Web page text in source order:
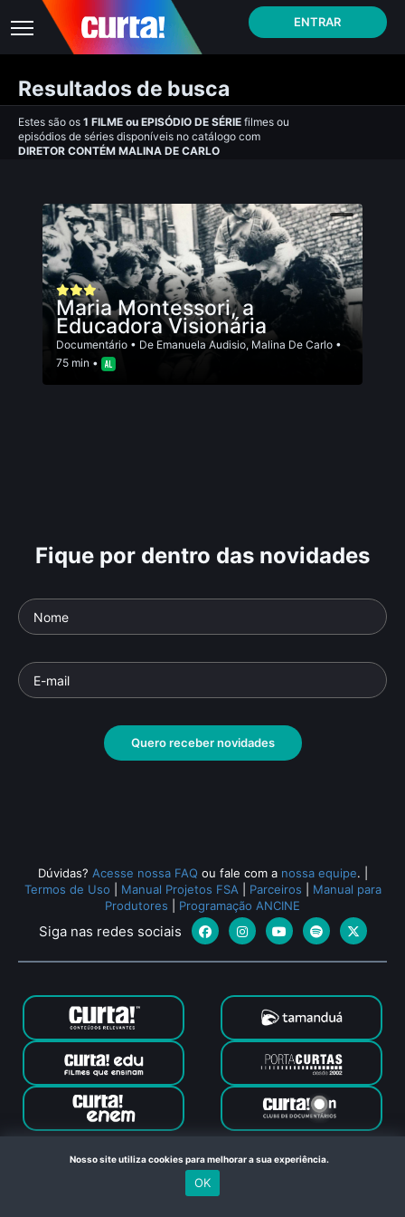
ENTRAR
Resultados de busca
Estes são os 1 FILME ou EPISÓDIO DE SÉRIE filmes ou
episódios de séries disponíveis no catálogo com
DIRETOR CONTÉM MALINA DE CARLO
Maria Montessori, a
Educadora Visionária
Documentário • De Emanuela Audisio, Malina De Carlo •
75 min •
Fique por dentro das novidades
Quero receber novidades
Dúvidas? Acesse nossa FAQ ou fale com a nossa equipe.
Termos de Uso
Manual Projetos FSA Parceiros
Manual para
Produtores
Programação ANCINE
Siga nas redes sociais
Canal Curta © 2024. Todos os direitos reservados. Feito com
no Rio de Janeiro
Nosso site utiliza cookies para melhorar a sua experiência.
OK